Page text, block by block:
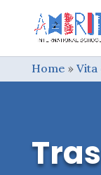
Home » Vita